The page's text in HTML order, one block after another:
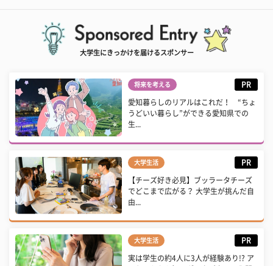
大学生にきっかけを届けるスポンサー
将来を考える PR
愛知暮らしのリアルはこれだ！ “ちょ
うどいい暮らし”ができる愛知県での
生...
大学生活 PR
【チーズ好き必見】ブッラータチーズ
でどこまで広がる？ 大学生が挑んだ自
由...
大学生活 PR
実は学生の約4人に3人が経験あり!? ア